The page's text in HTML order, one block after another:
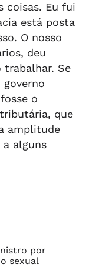
coisas. Eu fui
está posta
O nosso
deu
trabalhar. Se
governo
o
que
amplitude
a alguns
por
sexual